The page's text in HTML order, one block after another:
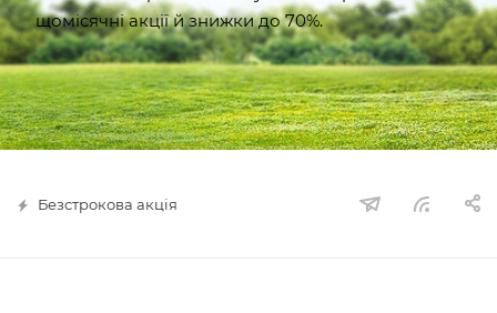
щомісячні акції й знижки до 70%.
Безстрокова акція